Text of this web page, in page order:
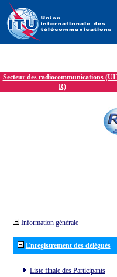
Secteur des radiocommunications
R)
Information générale
Enregistrement des délégués
Liste finale des Participants